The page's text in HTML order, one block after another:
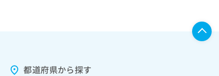
都道府県から探す